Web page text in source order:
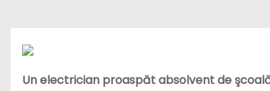
Un electrician proaspăt absolvent de